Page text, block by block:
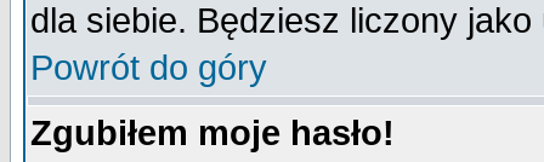
dla siebie. Będziesz liczony
Powrót do góry
Zgubiłem moje hasło!